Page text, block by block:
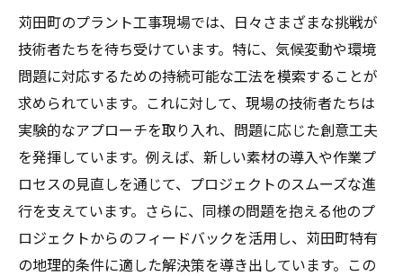
苅田町のプラント工事現場では、日々さまざまな挑戦が
技術者たちを待ち受けています。特に、気候変動や環境
問題に対応するための持続可能な工法を模索することが
求められています。これに対して、現場の技術者たちは
実験的なアプローチを取り入れ、問題に応じた創意工夫
を発揮しています。例えば、新しい素材の導入や作業プ
ロセスの見直しを通じて、プロジェクトのスムーズな進
行を支えています。さらに、同様の問題を抱える他のプ
ロジェクトからのフィードバックを活用し、苅田町特有
の地理的条件に適した解決策を導き出しています。この